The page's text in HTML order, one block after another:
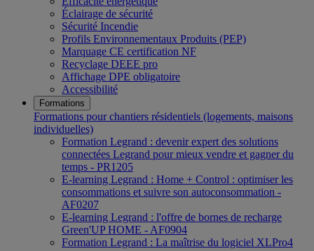
Éclairage de sécurité
Sécurité Incendie
Profils Environnementaux Produits (PEP)
Marquage CE certification NF
Recyclage DEEE pro
Affichage DPE obligatoire
Accessibilité
Formations
Formations pour chantiers résidentiels (logements, maisons
individuelles)
Formation Legrand : devenir expert des solutions
connectées Legrand pour mieux vendre et gagner du
temps - PR1205
E-learning Legrand : Home + Control : optimiser les
consommations et suivre son autoconsommation -
AF0207
E-learning Legrand : l'offre de bornes de recharge
Green'UP HOME - AF0904
Formation Legrand : La maîtrise du logiciel XLPro4